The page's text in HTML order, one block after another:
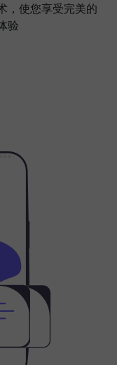
，使您享受完美的
验